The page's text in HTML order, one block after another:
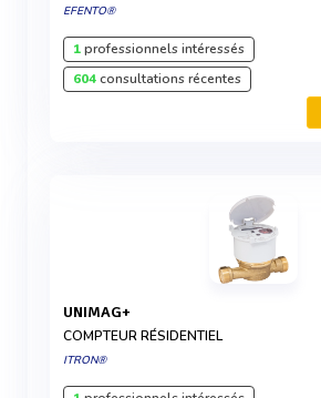
EFENTO®
1professionnels intéressés
604consultations récentes
UNIMAG+
COMPTEUR RÉSIDENTIEL
ITRON®